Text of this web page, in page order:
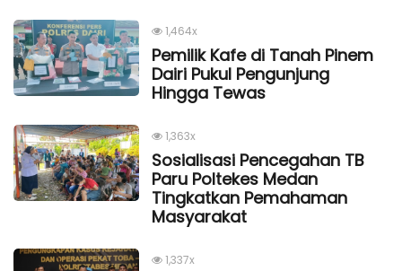
1,464x
Pemilik Kafe di Tanah Pinem
Dairi Pukul Pengunjung
Hingga Tewas
1,363x
Sosialisasi Pencegahan TB
Paru Poltekes Medan
Tingkatkan Pemahaman
Masyarakat
1,337x